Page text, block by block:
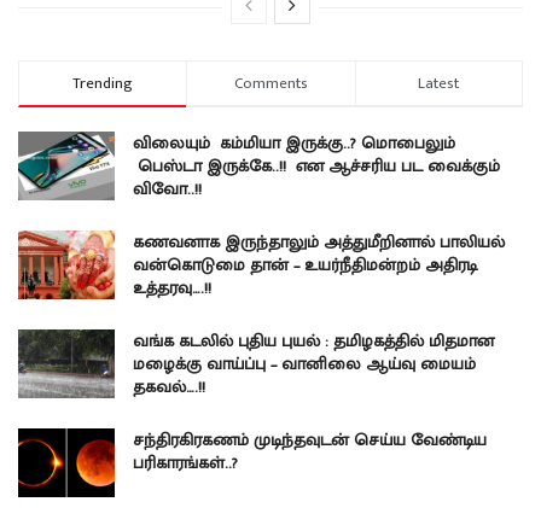
Trending Comments Latest
விலையும் கம்மியா இருக்கு..? மொபைலும்
பெஸ்டா இருக்கே..!! என ஆச்சரிய பட வைக்கும்
விவோ..!!
கணவனாக இருந்தாலும் அத்துமீறினால் பாலியல்
வன்கொடுமை தான் – உயர்நீதிமன்றம் அதிரடி
உத்தரவு….!!
வங்க கடலில் புதிய புயல் : தமிழகத்தில் மிதமான
மழைக்கு வாய்ப்பு – வானிலை ஆய்வு மையம்
தகவல்….!!
சந்திரகிரகணம் முடிந்தவுடன் செய்ய வேண்டிய
பரிகாரங்கள்..?